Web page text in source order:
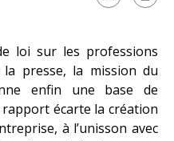
loi sur les professions
presse, la mission du
enfin une base de
rapport écarte la création
à l’unisson avec